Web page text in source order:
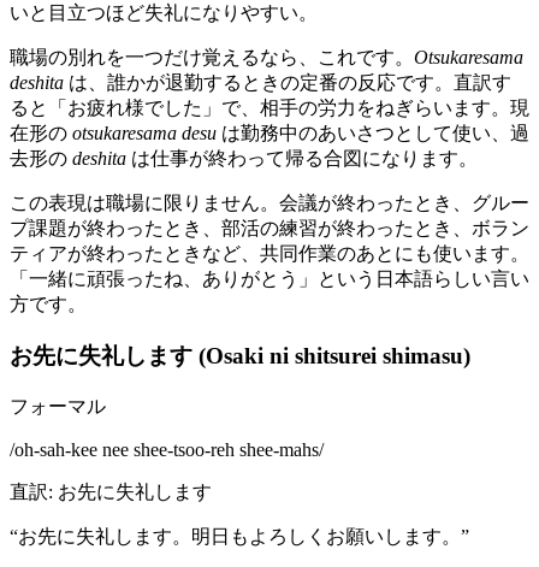
いと目立つほど失礼になりやすい。
職場の別れを一つだけ覚えるなら、これです。 Otsukaresama
deshita は、誰かが退勤するときの定番の反応です。直訳す
ると「お疲れ様でした」で、相手の労力をねぎらいます。現
在形の otsukaresama desu は勤務中のあいさつとして使い、過
去形の deshita は仕事が終わって帰る合図になります。
この表現は職場に限りません。会議が終わったとき、グルー
プ課題が終わったとき、部活の練習が終わったとき、ボラン
ティアが終わったときなど、共同作業のあとにも使います。
「一緒に頑張ったね、ありがとう」という日本語らしい言い
方です。
お先に失礼します (Osaki ni shitsurei shimasu)
フォーマル
/oh-sah-kee nee shee-tsoo-reh shee-mahs/
直訳: お先に失礼します
“お先に失礼します。明日もよろしくお願いします。 ”